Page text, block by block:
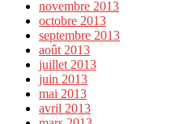
novembre 2013
octobre 2013
septembre 2013
août 2013
juillet 2013
juin 2013
mai 2013
avril 2013